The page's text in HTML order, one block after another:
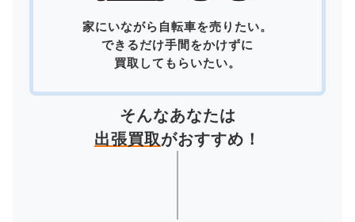
家にいながら自転車を売りたい。
できるだけ手間をかけずに
買取してもらいたい。
そんなあなたは
出張買取がおすすめ！